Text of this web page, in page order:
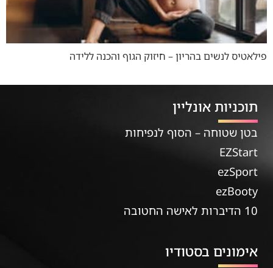
פילאטיס לנשים בהריון – חיזוק הגוף והכנה ללידה
תוכניות אונליין
בטן שטוחה – הסוף לנפיחות
EZStart
ezSport
ezBooty
10 הדיברות לאישה החטובה
אימונים בסטודיו